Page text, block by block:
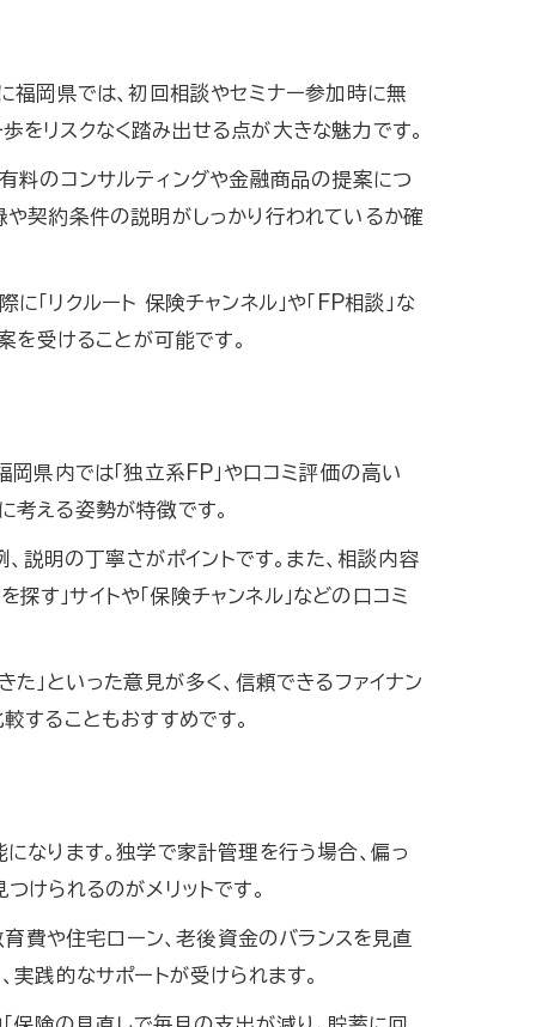
福岡県では、初回相談やセミナー参加時に無
リスクなく踏み出せる点が大きな魅力です。
料のコンサルティングや金融商品の提案につ
や契約条件の説明がしっかり行われているか確
リクルート 保険チャンネル」や「FP相談」な
を受けることが可能です。
岡県内では「独立系FP」や口コミ評価の高い
える姿勢が特徴です。
説明の丁寧さがポイントです。また、相談内容
す」サイトや「保険チャンネル」などの口コミ
」といった意見が多く、信頼できるファイナン
することもおすすめです。
なります。独学で家計管理を行う場合、偏っ
けられるのがメリットです。
育費や住宅ローン、老後資金のバランスを見直
践的なサポートが受けられます。